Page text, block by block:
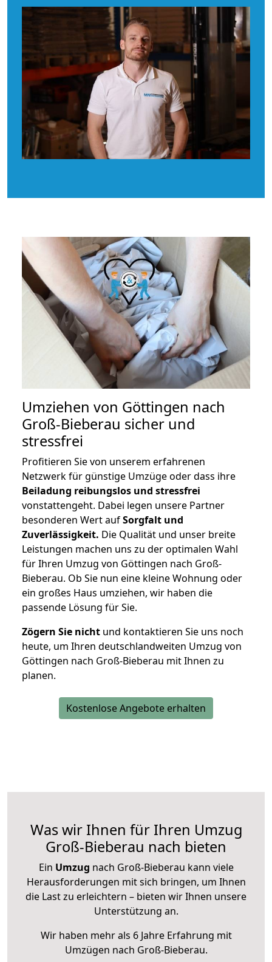
Umziehen von Göttingen nach
Groß-Bieberau sicher und
stressfrei
Profitieren Sie von unserem erfahrenen
Netzwerk für günstige Umzüge oder dass ihre
Beiladung reibungslos und stressfrei
vonstattengeht. Dabei legen unsere Partner
besonderen Wert aufSorgfalt und
Zuverlässigkeit. Die Qualität und unser breite
Leistungen machen uns zu der optimalen Wahl
für Ihren Umzug von Göttingen nach Groß-
Bieberau. Ob Sie nun eine kleine Wohnung oder
ein großes Haus umziehen, wir haben die
passende Lösung für Sie.
Zögern Sie nicht und kontaktieren Sie uns noch
heute, um Ihren deutschlandweiten Umzug von
Göttingen nach Groß-Bieberau mit Ihnen zu
planen.
Kostenlose Angebote erhalten
Was wir Ihnen für Ihren Umzug
Groß-Bieberau nach bieten
Ein Umzug nach Groß-Bieberau kann viele
Herausforderungen mit sich bringen, um Ihnen
die Last zu erleichtern – bieten wir Ihnen unsere
Unterstützung an.
Wir haben mehr als 6 Jahre Erfahrung mit
Umzügen nach Groß-Bieberau.